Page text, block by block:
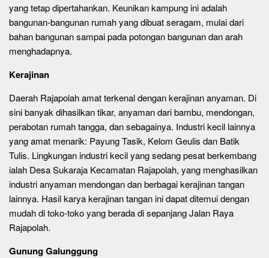
yang tetap dipertahankan. Keunikan kampung ini adalah
bangunan-bangunan rumah yang dibuat seragam, mulai dari
bahan bangunan sampai pada potongan bangunan dan arah
menghadapnya.
Kerajinan
Daerah Rajapolah amat terkenal dengan kerajinan anyaman. Di
sini banyak dihasilkan tikar, anyaman dari bambu, mendongan,
perabotan rumah tangga, dan sebagainya. Industri kecil lainnya
yang amat menarik: Payung Tasik, Kelom Geulis dan Batik
Tulis. Lingkungan industri kecil yang sedang pesat berkembang
ialah Desa Sukaraja Kecamatan Rajapolah, yang menghasilkan
industri anyaman mendongan dan berbagai kerajinan tangan
lainnya. Hasil karya kerajinan tangan ini dapat ditemui dengan
mudah di toko-toko yang berada di sepanjang Jalan Raya
Rajapolah.
Gunung Galunggung